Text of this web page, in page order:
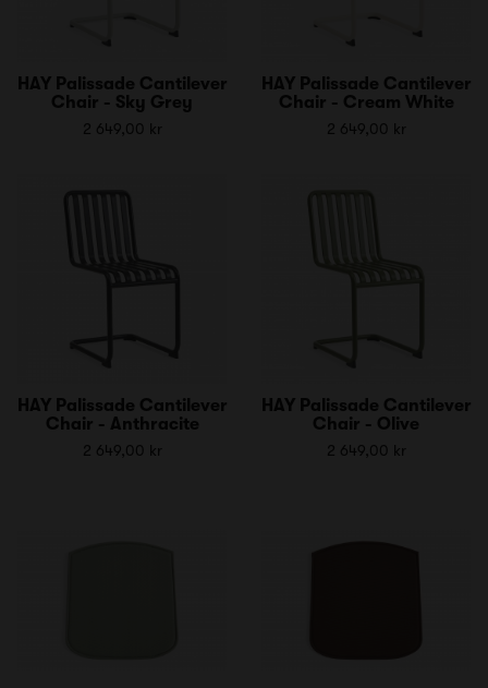
HAY Palissade Cantilever
Chair - Sky Grey
2 649,00 kr
HAY Palissade Cantilever
Chair - Cream White
2 649,00 kr
HAY Palissade Cantilever
Chair - Anthracite
2 649,00 kr
HAY Palissade Cantilever
Chair - Olive
2 649,00 kr